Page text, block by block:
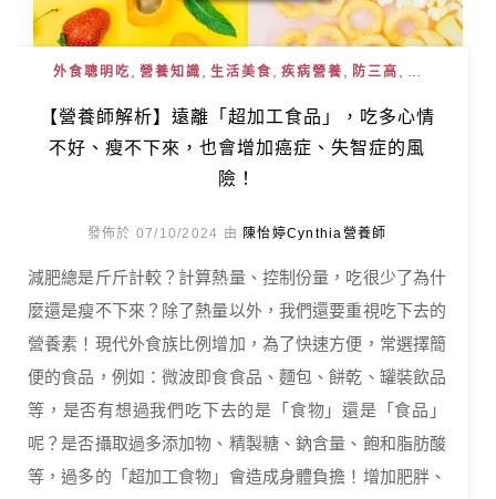
外食聰明吃 , 營養知識 , 生活美食 , 疾病營養 , 防三高 , ...
【營養師解析】遠離「超加工食品」，吃多心情
不好、瘦不下來，也會增加癌症、失智症的風
險！
發佈於 07/10/2024 由 陳怡婷Cynthia營養師
減肥總是斤斤計較？計算熱量、控制份量，吃很少了為什
麼還是瘦不下來？除了熱量以外，我們還要重視吃下去的
營養素！現代外食族比例增加，為了快速方便，常選擇簡
便的食品，例如：微波即食食品、麵包、餅乾、罐裝飲品
等，是否有想過我們吃下去的是「食物」還是「食品」
呢？是否攝取過多添加物、精製糖、鈉含量、飽和脂肪酸
等，過多的「超加工食物」會造成身體負擔！增加肥胖、